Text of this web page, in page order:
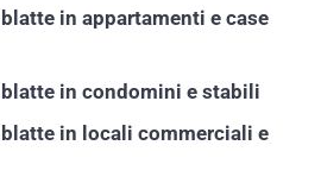
in appartamenti e case
in condomini e stabili
in locali commerciali e